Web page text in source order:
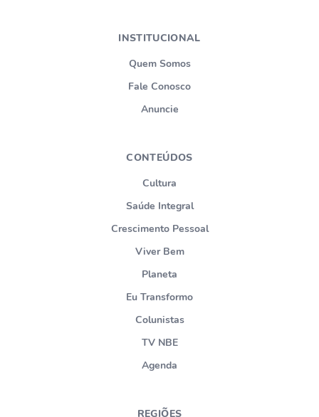
INSTITUCIONAL
Quem Somos
Fale Conosco
Anuncie
CONTEÚDOS
Cultura
Saúde Integral
Crescimento Pessoal
Viver Bem
Planeta
Eu Transformo
Colunistas
TV NBE
Agenda
REGIÕES